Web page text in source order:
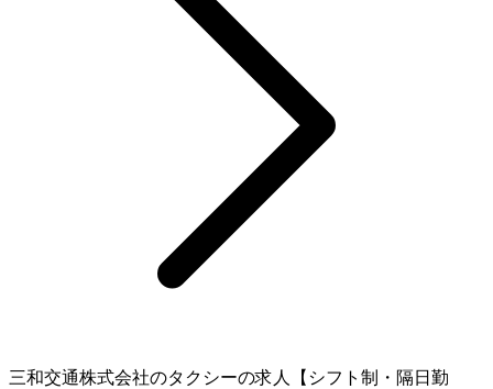
三和交通株式会社のタクシーの求人【シフト制・隔日勤